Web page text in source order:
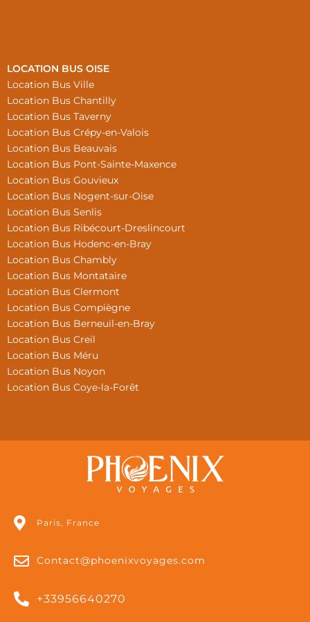
LOCATION BUS OISE
Location Bus Ville
Location Bus Chantilly
Location Bus Taverny
Location Bus Crépy-en-Valois
Location Bus Beauvais
Location Bus Pont-Sainte-Maxence
Location Bus Gouvieux
Location Bus Nogent-sur-Oise
Location Bus Senlis
Location Bus Ribécourt-Dreslincourt
Location Bus Hodenc-en-Bray
Location Bus Chambly
Location Bus Montataire
Location Bus Clermont
Location Bus Compiègne
Location Bus Berneuil-en-Bray
Location Bus Creil
Location Bus Méru
Location Bus Noyon
Location Bus Coye-la-Forêt
Paris, France
Contact@phoenixvoyages.com
+33956640270